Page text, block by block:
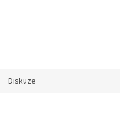
Diskuze